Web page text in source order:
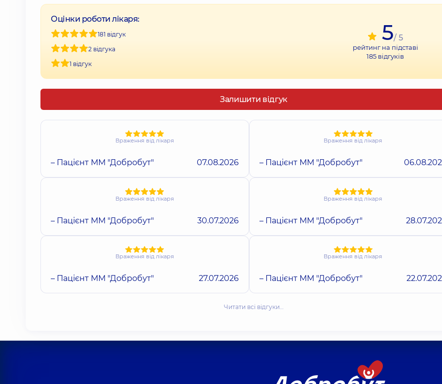
Оцінки роботи лікаря:
181 відгук
2 відгука
1 відгук
5/ 5
рейтинг на підставі
185 відгуків
Залишити відгук
Враження від лікаря
– Пацієнт ММ "Добробут" 07.08.2026
Враження від лікаря
– Пацієнт ММ "Добробут"
Враження від лікаря
– Пацієнт ММ "Добробут" 30.07.2026
Враження від лікаря
– Пацієнт ММ "Добробут"
Враження від лікаря
– Пацієнт ММ "Добробут" 27.07.2026
Враження від лікаря
– Пацієнт ММ "Добробут"
Читати всі відгуки…